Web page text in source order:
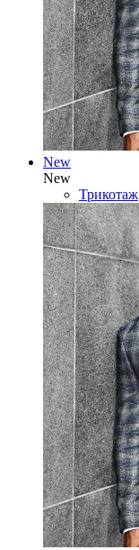
New
New
Трикотаж